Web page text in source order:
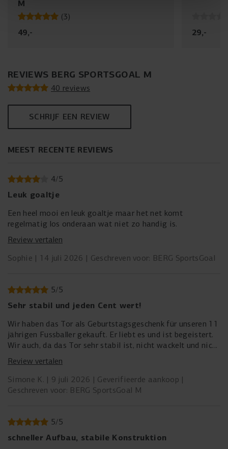
M
(3)
49,- 29,-
REVIEWS BERG SPORTSGOAL M
40 reviews
SCHRIJF EEN REVIEW
MEEST RECENTE REVIEWS
4/5
Leuk goaltje
Een heel mooi en leuk goaltje maar het net komt
regelmatig los onderaan wat niet zo handig is.
Review vertalen
Sophie
14 juli 2026 Geschreven voor: BERG SportsGoal
5/5
Sehr stabil und jeden Cent wert!
Wir haben das Tor als Geburtstagsgeschenk für unseren 11
jährigen Fussballer gekauft. Er liebt es und ist begeistert.
Wir auch, da das Tor sehr stabil ist, nicht wackelt und nicht
klappert.
Review vertalen
Simone K.
9 juli 2026
Geverifieerde aankoop
Geschreven voor: BERG SportsGoal M
5/5
schneller Aufbau, stabile Konstruktion